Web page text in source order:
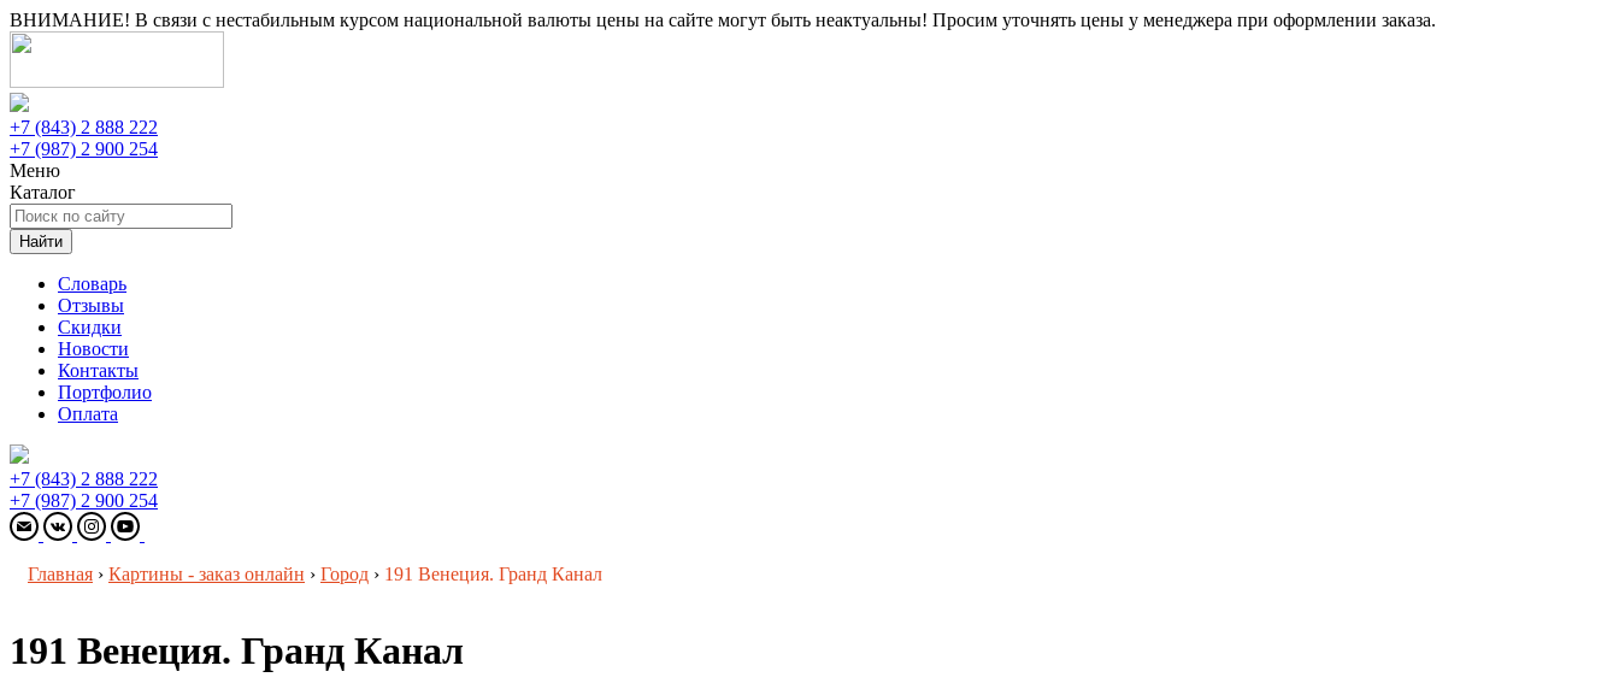
ВНИМАНИЕ! В связи с нестабильным курсом национальной валюты цены на сайте могут быть неактуальны! Просим уточнять цены у менеджера при оформлении заказа.
+7 (843) 2 888 222
+7 (987) 2 900 254
Меню
Каталог
Найти
Словарь
Отзывы
Скидки
Новости
Контакты
Портфолио
Оплата
+7 (843) 2 888 222
+7 (987) 2 900 254
Главная › Картины - заказ онлайн › Город › 191 Венеция. Гранд Канал
191 Венеция. Гранд Канал